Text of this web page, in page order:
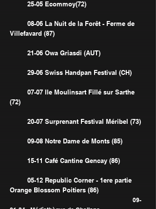
25-05 Ecommoy(72)
08-06 La Nuit de la Forêt - Ferme de
Villefavard (87)
21-06 Owa Griasdi (AUT)
29-06 Swiss Handpan Festival (CH)
07-07 Ile Moulinsart Fillé sur Sarthe
(72)
20-07 Surprenant Festival Méribel (73)
09-08 Notre Dame de Monts (85)
15-11 Café Cantine Gencay (86)
05-12 Republic Corner - 1ere partie
Orange Blossom Poitiers (86)
09-